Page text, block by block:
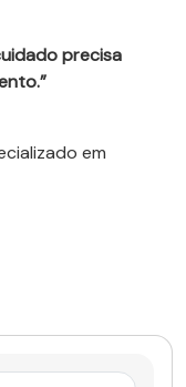
precisa
em